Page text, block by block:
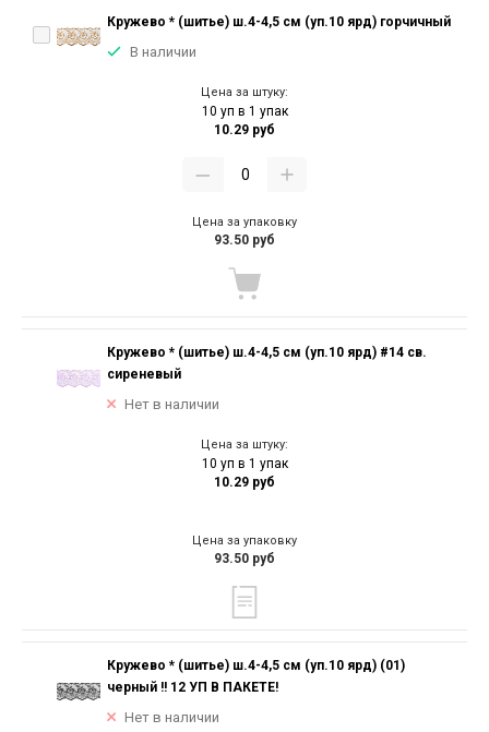
Кружево * (шитье) ш.4-4,5 см (уп.10 ярд) горчичный
В наличии
Цена за штуку:
10 уп в 1 упак
10.29 руб
Цена за упаковку
93.50 руб
Кружево * (шитье) ш.4-4,5 см (уп.10 ярд) #14 св.
сиреневый
Нет в наличии
Цена за штуку:
10 уп в 1 упак
10.29 руб
Цена за упаковку
93.50 руб
Кружево * (шитье) ш.4-4,5 см (уп.10 ярд) (01)
черный !! 12 УП В ПАКЕТЕ!
Нет в наличии